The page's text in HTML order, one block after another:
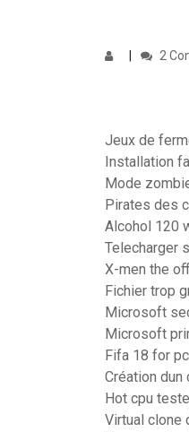
2
Jeux de
Installation
Mode
Pirates des
Alcohol 120
Telecharger
X-men the
Fichier trop
Microsoft
Microsoft
Fifa 18 for
Création
Hot cpu
Virtual clone